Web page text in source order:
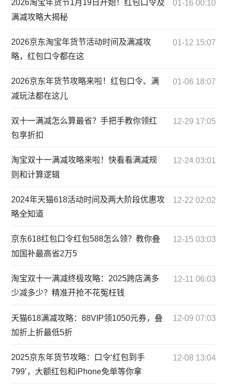
2026淘宝年货节1月19日开始！红包口令及
满减攻略大揭秘
01-16 00:10
2026京东淘宝年货节活动时间及满减攻
略，红包口令都在这
01-12 15:07
2026京东年货节攻略来啦！红包口令、满
减玩法都在这儿
01-06 18:07
双十一满减怎么算最省？手把手教你领红
包享折扣
12-29 17:05
淘宝双十一满减攻略来啦！快看看满减规
则和计算逻辑
12-24 03:01
2024年天猫618活动时间及两大阶段优惠攻
略全知道
12-22 02:02
京东618红包口令红包588怎么领？教你叠
加国补最高省2万5
12-15 03:03
淘宝双十一满减终极攻略：2025跨店满多
少减多少？精准开抢不花冤枉钱
12-11 06:03
天猫618满减攻略：88VIP领1050元券，叠
加折上折最低5折
12-09 07:03
2025京东年货节攻略：口令‘红包到手
799’，大额红包和iPhone免单等你拿
12-08 13:04